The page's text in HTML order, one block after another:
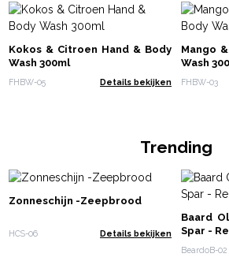
Kokos & Citroen Hand & Body
Wash 300ml
FHBW-05 Details bekijken
Mango
Wash
FHBW-03
Trending
Zonneschijn -Zeepbrood
HCS-06 Details bekijken
Baard
Spar -
BeardoB-02